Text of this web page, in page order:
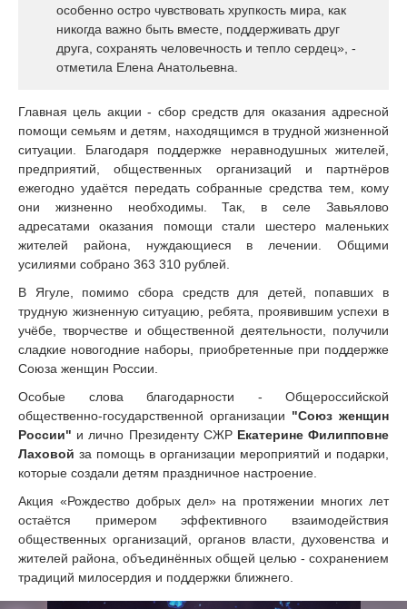
особенно остро чувствовать хрупкость мира, как
никогда важно быть вместе, поддерживать друг
друга, сохранять человечность и тепло сердец», -
отметила Елена Анатольевна.
Главная цель акции - сбор средств для оказания адресной
помощи семьям и детям, находящимся в трудной жизненной
ситуации. Благодаря поддержке неравнодушных жителей,
предприятий, общественных организаций и партнёров
ежегодно удаётся передать собранные средства тем, кому
они жизненно необходимы. Так, в селе Завьялово
адресатами оказания помощи стали шестеро маленьких
жителей района, нуждающиеся в лечении. Общими
усилиями собрано 363 310 рублей.
В Ягуле, помимо сбора средств для детей, попавших в
трудную жизненную ситуацию, ребята, проявившим успехи в
учёбе, творчестве и общественной деятельности, получили
сладкие новогодние наборы, приобретенные при поддержке
Союза женщин России.
Особые слова благодарности - Общероссийской
общественно-государственной организации "Союз женщин
России" и лично Президенту СЖР Екатерине Филипповне
Лаховой за помощь в организации мероприятий и подарки,
которые создали детям праздничное настроение.
Акция «Рождество добрых дел» на протяжении многих лет
остаётся примером эффективного взаимодействия
общественных организаций, органов власти, духовенства и
жителей района, объединённых общей целью - сохранением
традиций милосердия и поддержки ближнего.